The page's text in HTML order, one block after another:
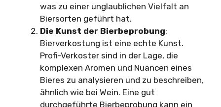
was zu einer unglaublichen Vielfalt an
Biersorten geführt hat.
Die Kunst der Bierbeprobung:
Bierverkostung ist eine echte Kunst.
Profi-Verkoster sind in der Lage, die
komplexen Aromen und Nuancen eines
Bieres zu analysieren und zu beschreiben,
ähnlich wie bei Wein. Eine gut
durchgeführte Bierbeprobung kann ein